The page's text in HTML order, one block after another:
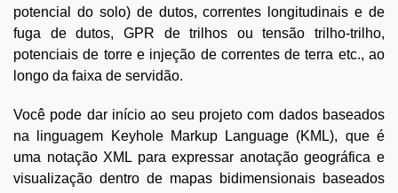
potencial do solo) de dutos, correntes longitudinais e de
fuga de dutos, GPR de trilhos ou tensão trilho-trilho,
potenciais de torre e injeção de correntes de terra etc., ao
longo da faixa de servidão.
Você pode dar início ao seu projeto com dados baseados
na linguagem Keyhole Markup Language (KML), que é
uma notação XML para expressar anotação geográfica e
visualização dentro de mapas bidimensionais baseados